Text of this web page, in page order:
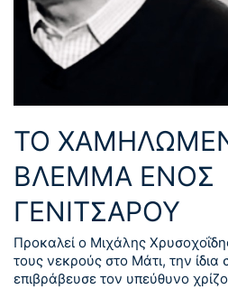
ΤΟ
ΒΛΕΜΜΑ ΕΝΟΣ
ΓΕΝΙΤΣΑΡΟΥ
Προκαλεί ο Μιχάλης
τους νεκρούς στο Μάτι, την ίδια
επιβράβευσε τον υπεύθυνο